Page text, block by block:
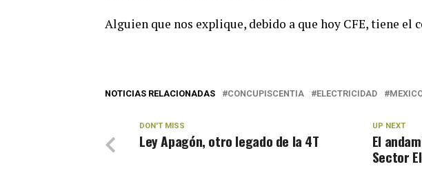
Alguien que nos explique, debido a que hoy CFE, tiene
NOTICIAS RELACIONADAS CONCUPISCENTIA ELECTRICIDAD
UP NEXT
El
Sector
DON'T MISS
Ley Apagón, otro legado de la 4T